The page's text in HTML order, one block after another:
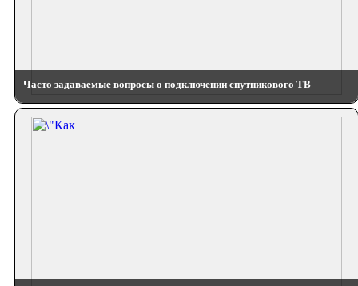
Часто задаваемые вопросы о подключении спутникового ТВ